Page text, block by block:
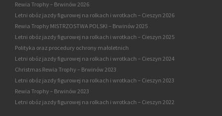
Rewia Trophy – Brwinów 2026
Letni obóz jazdy figurowej na rolkach i wrotkach – Cieszyn 2026
Rewia Trophy MISTRZOSTWA POLSKI – Brwinów 2025
Letni obóz jazdy figurowej na rolkach i wrotkach – Cieszyn 2025
Polityka oraz procedury ochrony małoletnich
Letni obóz jazdy figurowej na rolkach i wrotkach – Cieszyn 2024
Christmas Rewia Trophy – Brwinów 2023
Letni obóz jazdy figurowej na rolkach i wrotkach – Cieszyn 2023
Rewia Trophy – Brwinów 2023
Letni obóz jazdy figurowej na rolkach i wrotkach – Cieszyn 2022